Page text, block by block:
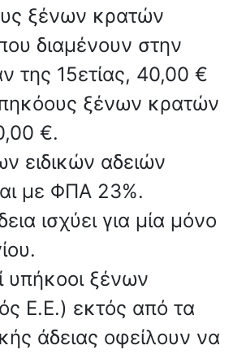
ξένων κρατών
διαμένουν στην
της 15ετίας, 40,00 €
ξένων κρατών
€.
ειδικών αδειών
με ΦΠΑ 23%.
ισχύει για μία μόνο
υπήκοοι ξένων
Ε.Ε.) εκτός από τα
άδειας οφείλουν να